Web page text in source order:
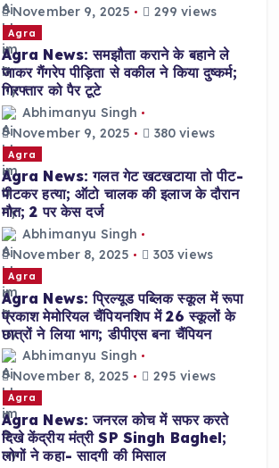
November 9, 2025
299 views
Agra
Agra News: समझौता कराने के बहाने ले
जाकर गैंगरेप पीड़िता से वकील ने किया दुष्कर्म;
गिरफ्तार को पैर टूटे
Abhimanyu Singh
November 9, 2025
380 views
Agra
Agra News: गलत गेट खटखटाया तो पीट-
पीटकर हत्या; ऑटो चालक की इलाज के दौरान
मौत; 2 पर केस दर्ज
Abhimanyu Singh
November 8, 2025
303 views
Agra
Agra News: प्रिल्यूड पब्लिक स्कूल में रूपा
प्रकाश मेमोरियल चैंपियनशिप में 26 स्कूलों के
छात्रों ने लिया भाग; डीपीएस बना चैंपियन
Abhimanyu Singh
November 8, 2025
295 views
Agra
Agra News: जनरल कोच में सफर करते
दिखे केंद्रीय मंत्री SP Singh Baghel;
लोगों ने कहा- सादगी की मिसाल